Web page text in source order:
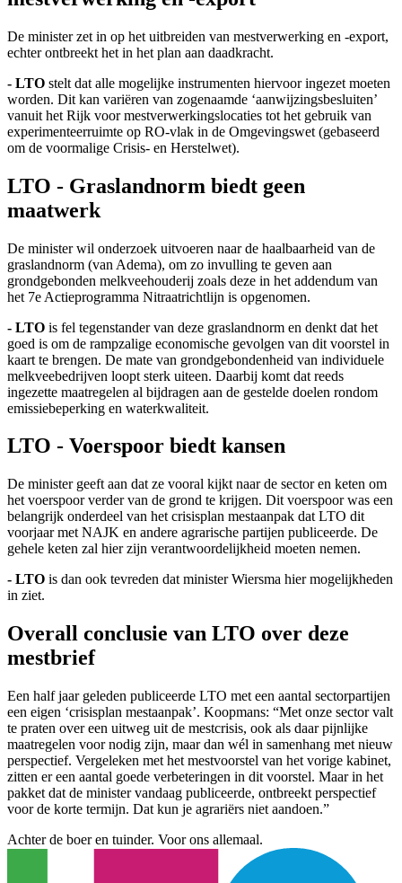
De minister zet in op het uitbreiden van mestverwerking en -export,
echter ontbreekt het in het plan aan daadkracht.
- LTO stelt dat alle mogelijke instrumenten hiervoor ingezet moeten
worden. Dit kan variëren van zogenaamde ‘aanwijzingsbesluiten’
vanuit het Rijk voor mestverwerkingslocaties tot het gebruik van
experimenteerruimte op RO-vlak in de Omgevingswet (gebaseerd
om de voormalige Crisis- en Herstelwet).
LTO - Graslandnorm biedt geen
maatwerk
De minister wil onderzoek uitvoeren naar de haalbaarheid van de
graslandnorm (van Adema), om zo invulling te geven aan
grondgebonden melkveehouderij zoals deze in het addendum van
het 7e Actieprogramma Nitraatrichtlijn is opgenomen.
- LTO is fel tegenstander van deze graslandnorm en denkt dat het
goed is om de rampzalige economische gevolgen van dit voorstel in
kaart te brengen. De mate van grondgebondenheid van individuele
melkveebedrijven loopt sterk uiteen. Daarbij komt dat reeds
ingezette maatregelen al bijdragen aan de gestelde doelen rondom
emissiebeperking en waterkwaliteit.
LTO - Voerspoor biedt kansen
De minister geeft aan dat ze vooral kijkt naar de sector en keten om
het voerspoor verder van de grond te krijgen. Dit voerspoor was een
belangrijk onderdeel van het crisisplan mestaanpak dat LTO dit
voorjaar met NAJK en andere agrarische partijen publiceerde. De
gehele keten zal hier zijn verantwoordelijkheid moeten nemen.
- LTO is dan ook tevreden dat minister Wiersma hier mogelijkheden
in ziet.
Overall conclusie van LTO over deze
mestbrief
Een half jaar geleden publiceerde LTO met een aantal sectorpartijen
een eigen ‘crisisplan mestaanpak’. Koopmans: “Met onze sector valt
te praten over een uitweg uit de mestcrisis, ook als daar pijnlijke
maatregelen voor nodig zijn, maar dan wél in samenhang met nieuw
perspectief. Vergeleken met het mestvoorstel van het vorige kabinet,
zitten er een aantal goede verbeteringen in dit voorstel. Maar in het
pakket dat de minister vandaag publiceerde, ontbreekt perspectief
voor de korte termijn. Dat kun je agrariërs niet aandoen.”
Achter de boer en tuinder. Voor ons allemaal.